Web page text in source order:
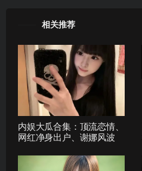
相关推荐
内娱大瓜合集：顶流恋情、
网红净身出户、谢娜风波